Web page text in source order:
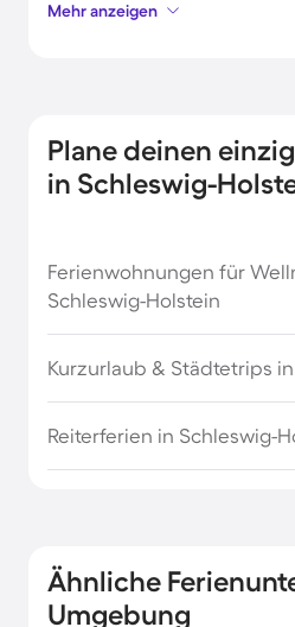
Genua Strandurlaub
Madeira Strandurlaub
Mallorca Strandurlaub
Nordsee Strandurlaub
Ostsee Strandurlaub
Mehr anzeigen
Plane deinen
in Schleswig-
Ferienwohnungen für
Schleswig-Holstein
Kurzurlaub & Städtetrips
Reiterferien in Schleswig-
Ähnliche
Umgebung